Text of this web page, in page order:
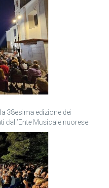
38esima edizione dei
dall’Ente Musicale nuorese